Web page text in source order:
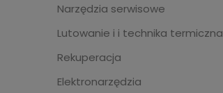
Narzędzia serwisowe
Lutowanie i i technika termiczna
Rekuperacja
Elektronarzędzia